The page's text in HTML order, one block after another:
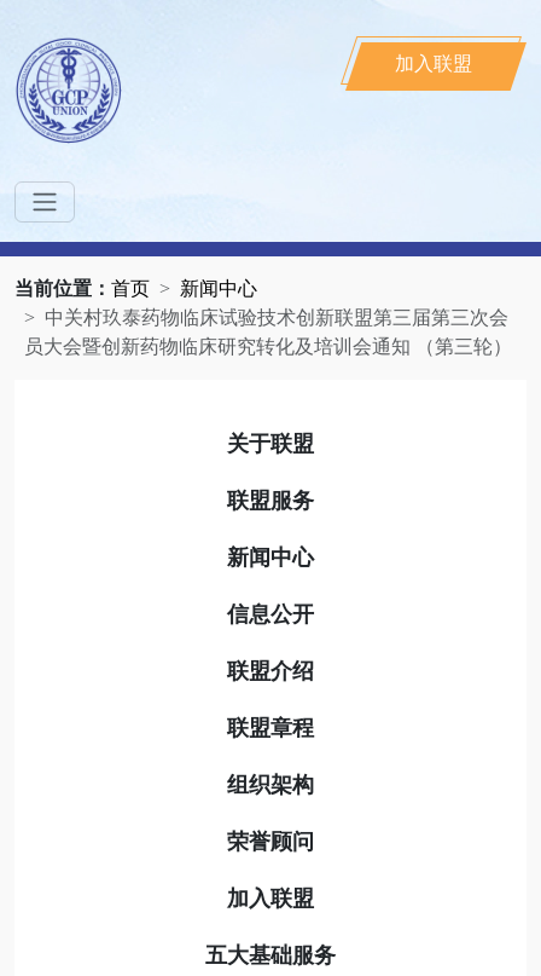
加入联盟
当前位置： 首页
新闻中心
中关村玖泰药物临床试验技术创新联盟第三届第三次会
员大会暨创新药物临床研究转化及培训会通知 （第三轮）
关于联盟
联盟服务
新闻中心
信息公开
联盟介绍
联盟章程
组织架构
荣誉顾问
加入联盟
五大基础服务